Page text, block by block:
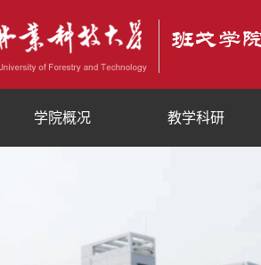
学院概况 教学科研